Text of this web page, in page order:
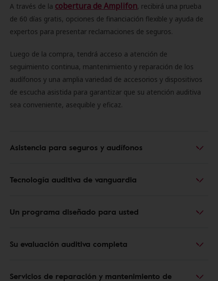
A través de la cobertura de Amplifon, recibirá una prueba
de 60 días gratis, opciones de financiación flexible y ayuda de
expertos para presentar reclamaciones de seguros.
Luego de la compra, tendrá acceso a atención de
seguimiento continua, mantenimiento y reparación de los
audífonos y una amplia variedad de accesorios y dispositivos
de escucha asistida para garantizar que su atención auditiva
sea conveniente, asequible y eficaz.
Asistencia para seguros y audífonos
Tecnología auditiva de vanguardia
Un programa diseñado para usted
Su evaluación auditiva completa
Servicios de reparación y mantenimiento de